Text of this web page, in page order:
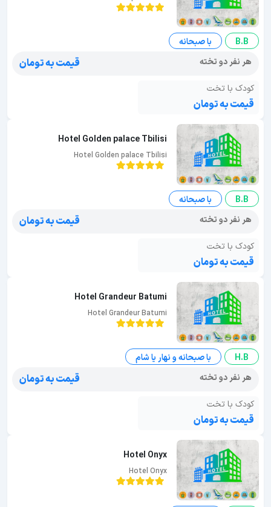
B.B
با صبحانه
هر نفر دو تخته
قیمت به تومان
کودک با تخت
قیمت به تومان
Hotel Golden palace Tbilisi
Hotel Golden palace Tbilisi
B.B
با صبحانه
هر نفر دو تخته
قیمت به تومان
کودک با تخت
قیمت به تومان
Hotel Grandeur Batumi
Hotel Grandeur Batumi
H.B
با صبحانه و نهار یا شام
هر نفر دو تخته
قیمت به تومان
کودک با تخت
قیمت به تومان
Hotel Onyx
Hotel Onyx